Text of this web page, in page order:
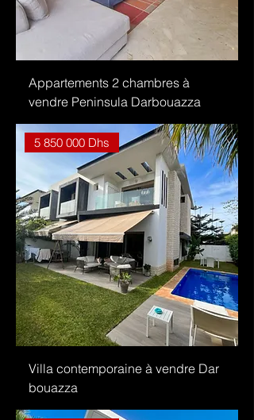
Appartements 2 chambres à
vendre Peninsula Darbouazza
5 850 000 Dhs
Villa contemporaine à vendre Dar
bouazza